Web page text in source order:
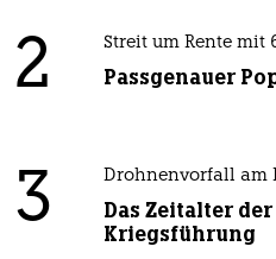
2 Streit um Rente mit
Passgenauer
3 Drohnenvorfall am
Das Zeitalter
Kriegsführung